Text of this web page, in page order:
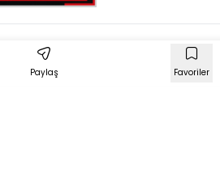
Silivri
ziyaret ediyor
Paylaş Favoriler